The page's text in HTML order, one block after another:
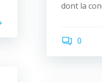
dont la
0